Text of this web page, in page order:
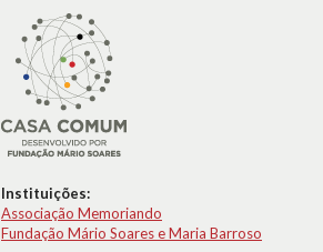
Instituições:
Associação Memoriando
Fundação Mário Soares e Maria Barroso